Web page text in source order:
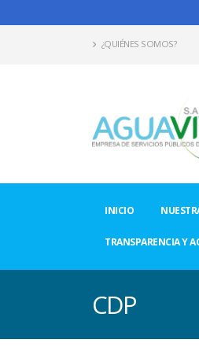
¿QUIÉNES SOMOS?
INICIO
TRANSPARENCIA Y
CDP